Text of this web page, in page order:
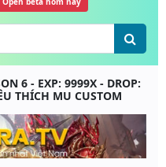
6 - EXP: 9999X - DROP:
THÍCH MU CUSTOM